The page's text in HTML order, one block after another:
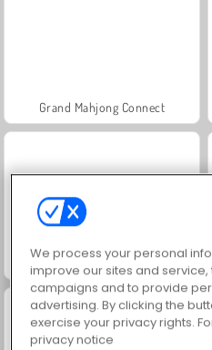
Grand Mahjong Connect
Jewel Garden Story
We process your personal
improve our sites and
campaigns and to provide
advertising. By clicking the
exercise your privacy rights.
privacy notice